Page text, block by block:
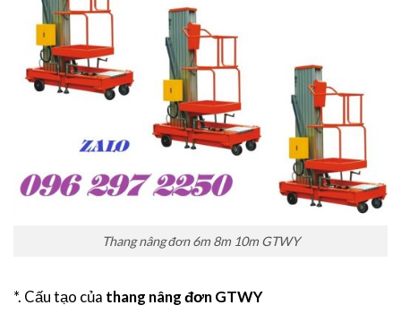
Thang nâng đơn 6m 8m 10m GTWY
*. Cấu tạo của thang nâng đơn GTWY